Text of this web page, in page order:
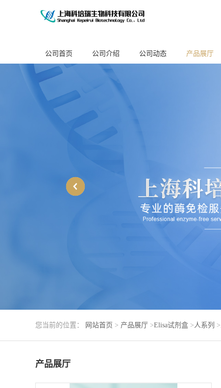
公司首页 公司介绍 公司动态 产品展厅
您当前的位置： 网站首页 > 产品展厅 >Elisa试剂盒 > 人系列 >
产品展厅